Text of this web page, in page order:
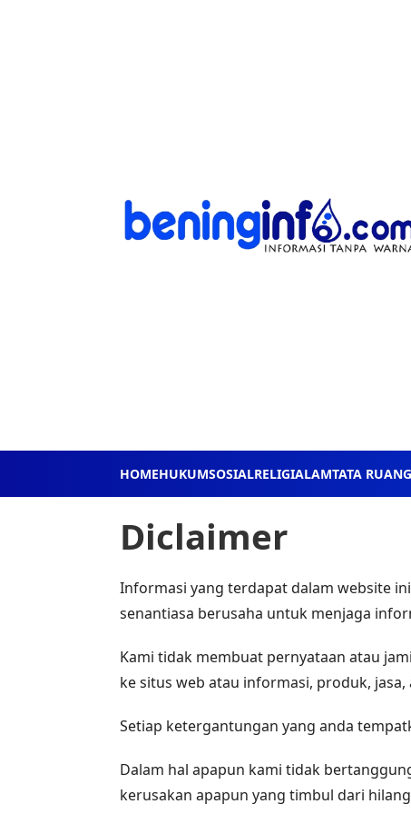
HOMEHUKUMSOSIALRELIGIALAMTATA RUANG
Diclaimer
Informasi yang terdapat dalam website
senantiasa berusaha untuk menjaga
Kami tidak membuat pernyataan atau
ke situs web atau informasi, produk,
Setiap ketergantungan yang anda
Dalam hal apapun kami tidak
kerusakan apapun yang timbul dari